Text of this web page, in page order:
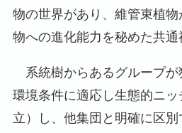
物の世界があり、維管束植
物への進化能力を秘めた共通
系統樹からあるグループが
環境条件に適応し生態的ニ
立）し、他集団と明確に区